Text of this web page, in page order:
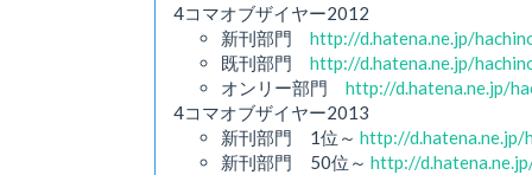
4コマオブザイヤー2012
新刊部門 http://d.hatena.ne.jp/
既刊部門 http://d.hatena.ne.jp/
オンリー部門 http://d.hatena.ne.jp/
4コマオブザイヤー2013
新刊部門 1位～ http://
新刊部門 50位～ http://